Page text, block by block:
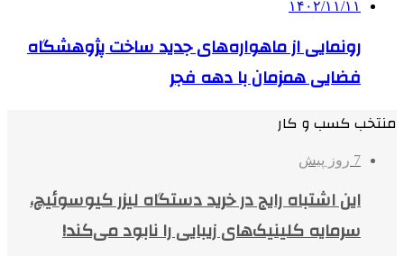
۱۴۰۲/۱۱/۱۱
رونمایی از ماهواره‌های جدید ساخت پژوهشگاه
فضایی همزمان با دهه فجر
منتخب کسب و کار
7 روز پیش
این اشتباه رایج در خرید دستگاه لیزر کیوسوئیچ،
سرمایه کلینیک‌های زیبایی را نابود می‌کند!